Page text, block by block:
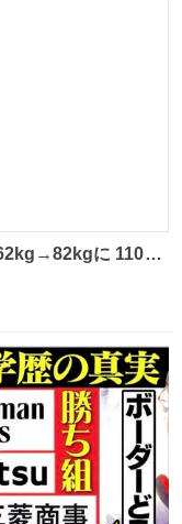
に 110kg
本、パスタと毎日4
たという。